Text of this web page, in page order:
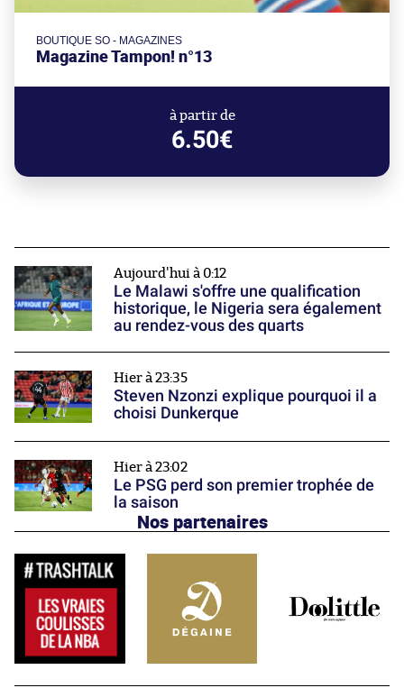
BOUTIQUE SO - MAGAZINES
Magazine Tampon! n°13
à partir de
6.50€
Aujourd'hui à 0:12
Le Malawi s'offre une qualification
historique, le Nigeria sera également
au rendez-vous des quarts
Hier à 23:35
Steven Nzonzi explique pourquoi il a
choisi Dunkerque
Hier à 23:02
Le PSG perd son premier trophée de
la saison
Nos partenaires